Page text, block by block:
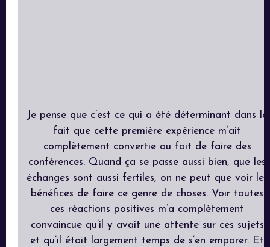
Je pense que c’est ce qui a été déterminant dans le
fait que cette première expérience m’ait
complètement convertie au fait de faire des
conférences. Quand ça se passe aussi bien, que les
échanges sont aussi fertiles, on ne peut que voir les
bénéfices de faire ce genre de choses. Voir toutes
ces réactions positives m’a complètement
convaincue qu’il y avait une attente sur ces sujets
et qu’il était largement temps de s’en emparer. Et